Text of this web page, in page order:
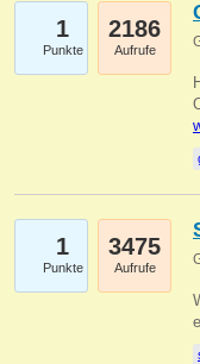
1
Punkte
2186
Aufrufe
1
Punkte
3475
Aufrufe